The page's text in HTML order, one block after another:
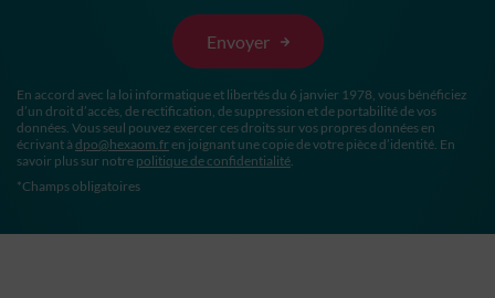
En accord avec la loi informatique et libertés du 6 janvier 1978, vous bénéficiez
d’un droit d’accès, de rectification, de suppression et de portabilité de vos
données. Vous seul pouvez exercer ces droits sur vos propres données en
écrivant à dpo@hexaom.fr en joignant une copie de votre pièce d’identité. En
savoir plus sur notre politique de confidentialité.
*Champs obligatoires